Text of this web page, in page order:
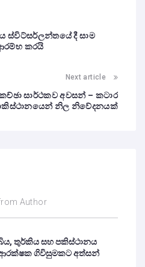
ස්විට්සර්ලන්තයේ දී සාම
කරයි
Next article
සාර්ථකව අවසන් – කටාර
නිල නිවේදනයක්
Author
තුර්කිය සහ පකිස්ථානය
ආරක්ෂක ගිවිසුමකට අත්සන්